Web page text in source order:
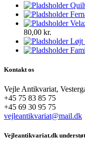
80,00 kr.
Løjt
Kontakt os
Vejle Antikvariat,
+45 75 83 85 75
+45 69 30 95 75
vejleantikvariat@mail.dk
Vejleantikvariat.dk